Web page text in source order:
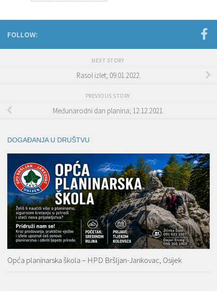
FOLLOW:
NEXT STORY
Rasol izlet; 09.01.2022.
PREVIOUS STORY
Međunarodni dan planina; 12.12.2021.
DOGAĐANJA U DRUŠTVU
Opća planinarska škola – HPD Bršljan-Jankovac, Osijek